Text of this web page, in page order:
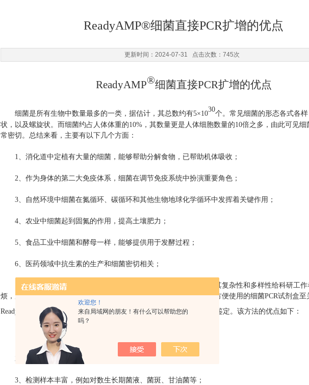
欢迎您！
来自局域网的朋友！有什么可以帮助您的
吗？
ReadyAMP®细菌直接PCR扩增的优点
更新时间：2024-07-31 点击次数：745次
ReadyAMP®细菌直接PCR扩增的优点
细菌是所有生物中数量最多的一类，据估计，其总数约有5×10
30
个。 常见细菌的形态各式各样
状，以及螺旋状。 而细菌约占人体体重的10%，其数量更是人体细胞数量的10倍之多，由此可见
常密切。总结来看，主要有以下几个方面：
1、 消化道中定植有大量的细菌，能够帮助分解食物，已帮助机体吸收；
2、 作为身体的第二大免疫体系，细菌在调节免疫系统中扮演重要角色；
3、 自然环境中细菌在氮循环、碳循环和其他生物地球化学循环中发挥着关键作用；
4、 农业中细菌起到固氮的作用，提高土壤肥力；
5、 食品工业中细菌和酵母一样，能够提供用于发酵过程；
6、 医药领域中抗生素的生产和细菌密切相关；
以上总总说明细菌作为大自然的伙伴，其重要性不言而喻，但是其复杂性和多样性给科研工
烦，所以对于从事分子生物学领域的科研者来说一种快速，低成本、方便使用的细菌PCR试剂盒至
ReadyAMP 快速16S rDNA细菌鉴定试剂盒能够对100%细菌进行扩增鉴定。该方法的优点如下：
简单便捷、一步完成；
2、 检测线低至
4
/mL细菌；
3、 检测样本丰富，例如对数生长期菌液、菌斑、甘油菌等；